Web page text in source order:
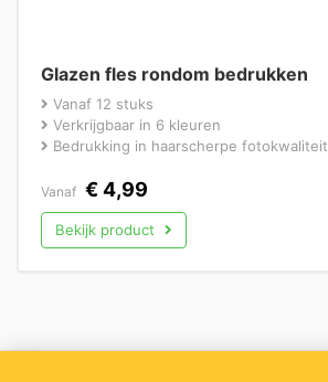
Glazen fles rondom bedrukken
Vanaf 12 stuks
Verkrijgbaar in 6 kleuren
Bedrukking in haarscherpe fotokwaliteit
Vanaf €4,99
Bekijk product